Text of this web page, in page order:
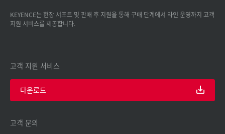
KEYENCE는 현장 서포트 및 판매 후 지원을 통해 구매 단계에서 라인 운영까지 고객
지원 서비스를 제공합니다.
고객 지원 서비스
다운로드
고객 문의